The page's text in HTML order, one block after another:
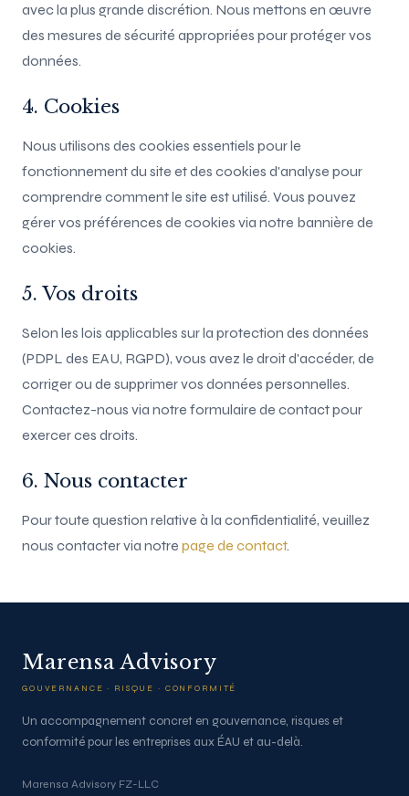
avec la plus grande discrétion. Nous mettons en œuvre
des mesures de sécurité appropriées pour protéger vos
données.
4. Cookies
Nous utilisons des cookies essentiels pour le
fonctionnement du site et des cookies d'analyse pour
comprendre comment le site est utilisé. Vous pouvez
gérer vos préférences de cookies via notre bannière de
cookies.
5. Vos droits
Selon les lois applicables sur la protection des données
(PDPL des EAU, RGPD), vous avez le droit d'accéder, de
corriger ou de supprimer vos données personnelles.
Contactez-nous via notre formulaire de contact pour
exercer ces droits.
6. Nous contacter
Pour toute question relative à la confidentialité, veuillez
nous contacter via notre page de contact.
Marensa Advisory
GOUVERNANCE · RISQUE · CONFORMITÉ
Un accompagnement concret en gouvernance, risques et
conformité pour les entreprises aux ÉAU et au-delà.
Marensa Advisory FZ-LLC